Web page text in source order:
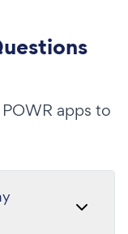
apps to